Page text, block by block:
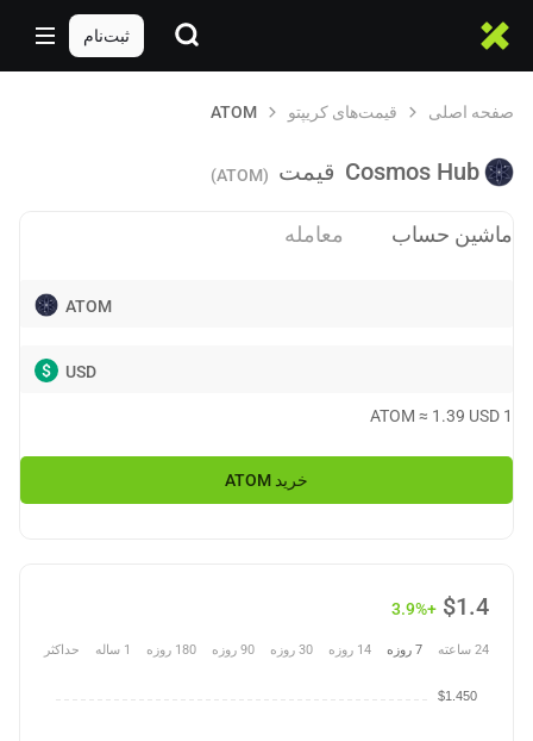
ثبت‌نام
صفحه اصلی قیمت‌های کریپتو ATOM
Cosmos Hub قیمت (ATOM)
ماشین حساب معامله
ATOM
USD
$
1
ATOM ≈ 1.39 USD
خرید ATOM
$1.4
+3.9%
24 ساعته 7 روزه 14 روزه 30 روزه 90 روزه 180 روزه 1 ساله حداکثر
$1.450